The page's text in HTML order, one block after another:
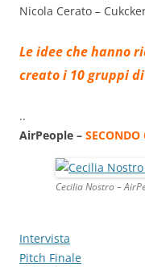
Nicola Cerato –
Le idee che hanno
creato i 10 gruppi
..
AirPeople – SECONDO
Cecilia Nostro –
Intervista
Pitch Finale